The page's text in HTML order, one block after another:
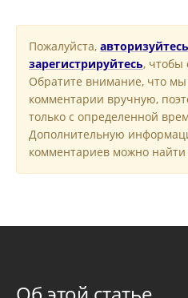
Пожалуйста, авторизуйтесь
зарегистрируйтесь, чтобы
Обратите внимание, что мы
комментарии вручную,
только с определенной
Дополнительную
комментариев можно найти